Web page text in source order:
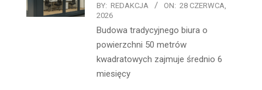
BY: REDAKCJA ON: 28 CZERWCA,
2026
Budowa tradycyjnego biura o
powierzchni 50 metrów
kwadratowych zajmuje średnio 6
miesięcy